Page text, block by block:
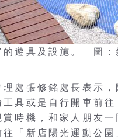
遊具及設施。 圖：
處張修銘處長表示
具或是自行開車前
時機，和家人朋友
「新店陽光運動公